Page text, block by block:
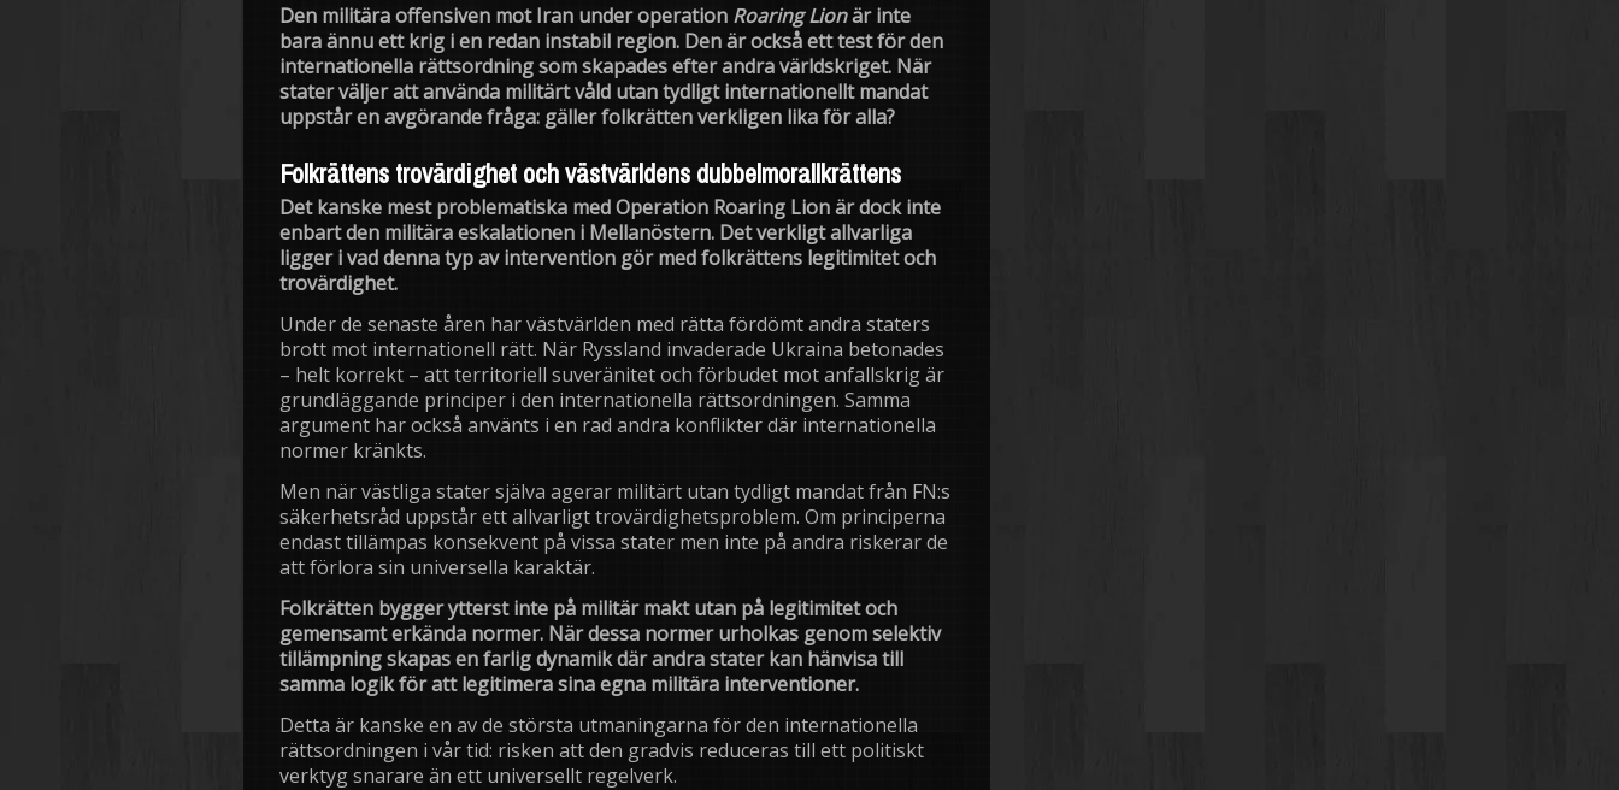
Den militära offensiven mot Iran under operation Roaring Lionär inte
bara ännu ett krig i en redan instabil region. Den är också ett test för den
internationella rättsordning som skapades efter andra världskriget. När
stater väljer att använda militärt våld utan tydligt internationellt mandat
uppstår en avgörande fråga: gäller folkrätten verkligen lika för alla?
Folkrättens trovärdighet och västvärldens dubbelmorallkrättens
Det kanske mest problematiska med Operation Roaring Lion är dock inte
enbart den militära eskalationen i Mellanöstern. Det verkligt allvarliga
ligger i vad denna typ av intervention gör med folkrättens legitimitet och
trovärdighet.
Under de senaste åren har västvärlden med rätta fördömt andra staters
brott mot internationell rätt. När Ryssland invaderade Ukraina betonades
– helt korrekt – att territoriell suveränitet och förbudet mot anfallskrig är
grundläggande principer i den internationella rättsordningen. Samma
argument har också använts i en rad andra konflikter där internationella
normer kränkts.
Men när västliga stater själva agerar militärt utan tydligt mandat från FN:s
säkerhetsråd uppstår ett allvarligt trovärdighetsproblem. Om principerna
endast tillämpas konsekvent på vissa stater men inte på andra riskerar de
att förlora sin universella karaktär.
Folkrätten bygger ytterst inte på militär makt utan på legitimitet och
gemensamt erkända normer. När dessa normer urholkas genom selektiv
tillämpning skapas en farlig dynamik där andra stater kan hänvisa till
samma logik för att legitimera sina egna militära interventioner.
Detta är kanske en av de största utmaningarna för den internationella
rättsordningen i vår tid: risken att den gradvis reduceras till ett politiskt
verktyg snarare än ett universellt regelverk.